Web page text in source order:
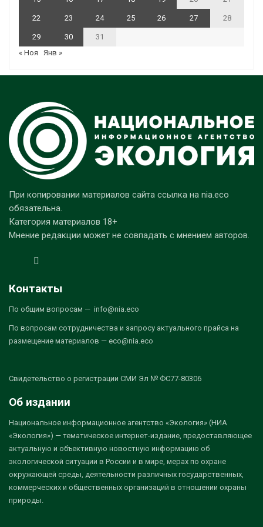
22 23 24 25 26 27 28
29 30
31
« Ноя
Янв »
При копировании материалов сайта ссылка на nia.eco
обязательна.
Категория материалов 18+
Мнение редакции может не совпадать с мнением авторов.
Контакты
По общим вопросам — info@nia.eco
По вопросам сотрудничества и запросу актуального прайса на
размещение материалов — eco@nia.eco
Свидетельство о регистрации СМИ Эл № ФС77-80306
Об издании
Национальное информационное агентство «Экология» (НИА
«Экология») — тематическое интернет-издание, предоставляющее
актуальную и объективную новостную информацию об
экологической ситуации в России и в мире, мерах по охране
окружающей среды, деятельности различных государственных,
коммерческих и общественных организаций в отношении охраны
природы.